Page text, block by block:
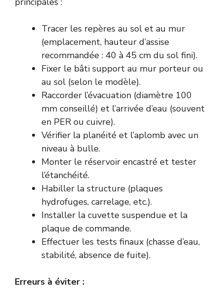
Tracer les repères au sol et au mur
(emplacement, hauteur d’assise
recommandée : 40 à 45 cm du sol fini).
Fixer le bâti support au mur porteur ou
au sol (selon le modèle).
Raccorder l’évacuation (diamètre 100
mm conseillé) et l’arrivée d’eau (souvent
en PER ou cuivre).
Vérifier la planéité et l’aplomb avec un
niveau à bulle.
Monter le réservoir encastré et tester
l’étanchéité.
Habiller la structure (plaques
hydrofuges, carrelage, etc.).
Installer la cuvette suspendue et la
plaque de commande.
Effectuer les tests finaux (chasse d’eau,
stabilité, absence de fuite).
Erreurs à éviter :